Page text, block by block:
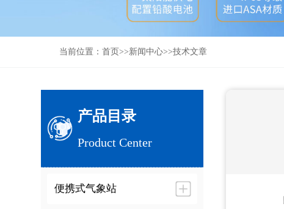
当前位置：首页>>新闻中心>>技术文章
产品目录
Product Center
便携式气象站